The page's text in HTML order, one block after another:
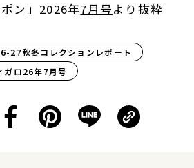
ン」2026年7月号より抜粋
27秋冬コレクションレポート
ガロ26年7月号